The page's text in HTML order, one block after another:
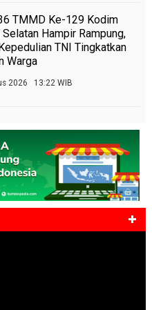
TMMD Ke-129 Kodim
Hampir Rampung,
TNI Tingkatkan
Warga
2026 13:22 WIB